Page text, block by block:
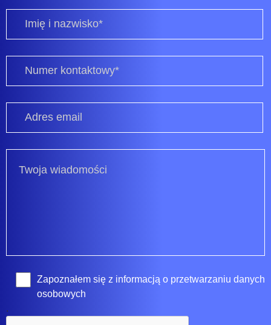
Zapoznałem się z informacją o przetwarzaniu danych
osobowych
.